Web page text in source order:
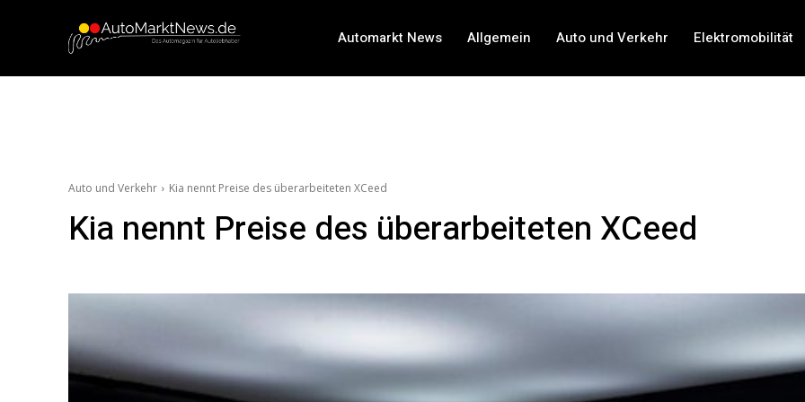
Automarkt News Allgemein Auto und Verkehr Elektromobilität
Auto und Verkehr Kia nennt Preise des überarbeiteten XCeed
Kia nennt Preise des überarbeiteten XCeed